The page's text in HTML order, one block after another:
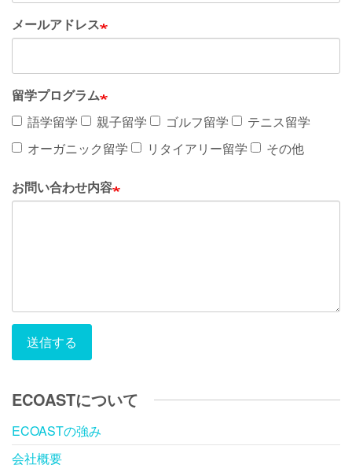
メールアドレス
留学プログラム
語学留学
親子留学 ゴルフ留学
テニス留学
オーガニック留学
リタイアリー留学 その他
お問い合わせ内容
送信する
ECOASTについて
ECOASTの強み
会社概要